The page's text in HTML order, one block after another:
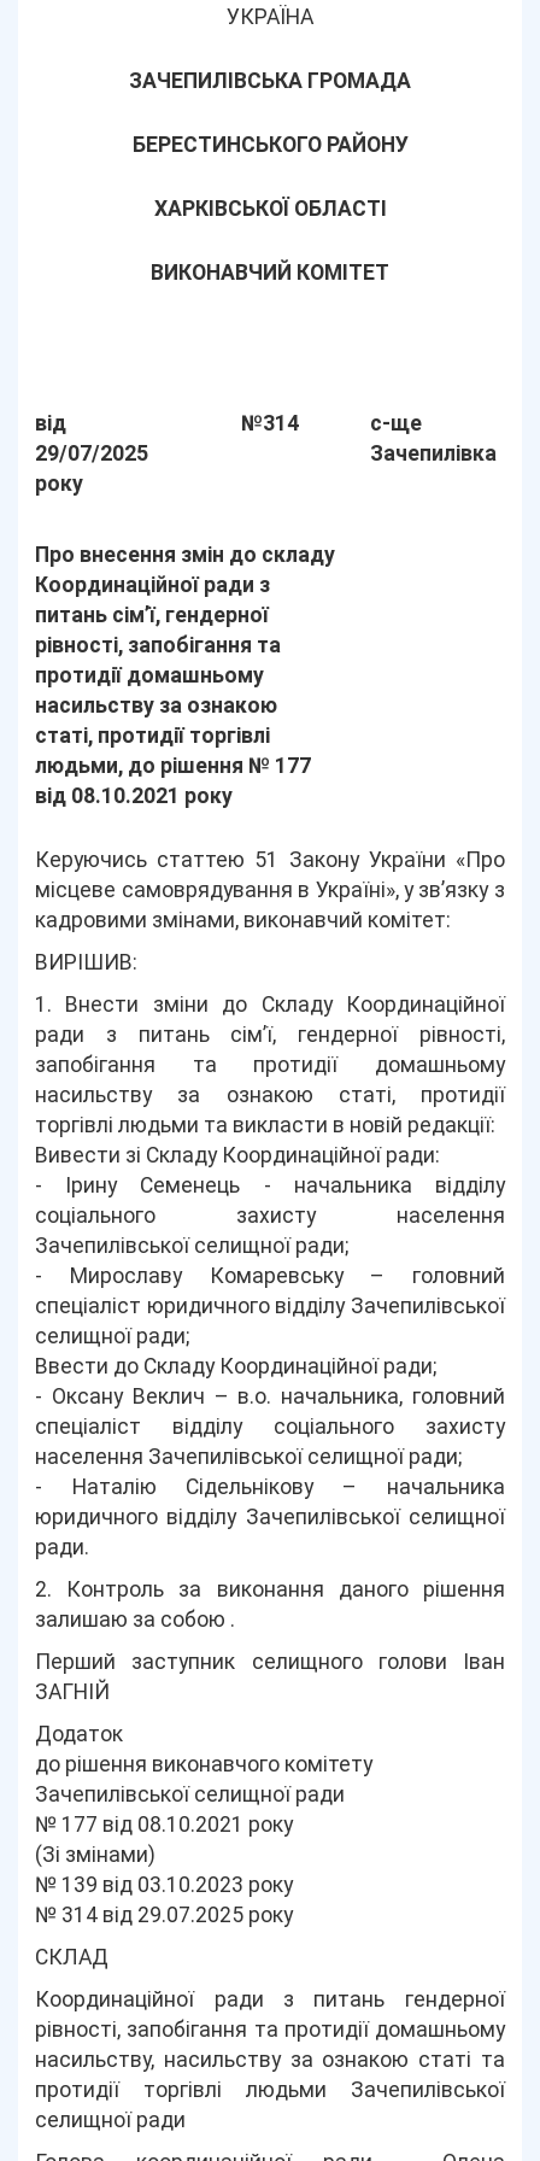
УКРАЇНА
ЗАЧЕПИЛІВСЬКА ГРОМАДА
БЕРЕСТИНСЬКОГО РАЙОНУ
ХАРКІВСЬКОЇ ОБЛАСТІ
ВИКОНАВЧИЙ КОМІТЕТ
від
29/07/2025
року
№314
с-ще
Зачепилівка
Про внесення змін до складу
Координаційної ради з
питань сім’ї, гендерної
рівності, запобігання та
протидії домашньому
насильству за ознакою
статі, протидії торгівлі
людьми, до рішення № 177
від 08.10.2021 року
Керуючись статтею 51 Закону України «Про
місцеве самоврядування в Україні», у зв’язку з
кадровими змінами, виконавчий комітет:
ВИРІШИВ:
1. Внести зміни до Складу Координаційної
ради з питань сім’ї, гендерної рівності,
запобігання та протидії домашньому
насильству за ознакою статі, протидії
торгівлі людьми та викласти в новій редакції:
Вивести зі Складу Координаційної ради:
- Ірину Семенець - начальника відділу
соціального захисту населення
Зачепилівської селищної ради;
- Мирославу Комаревську – головний
спеціаліст юридичного відділу Зачепилівської
селищної ради;
Ввести до Складу Координаційної ради;
- Оксану Веклич – в.о. начальника, головний
спеціаліст відділу соціального захисту
населення Зачепилівської селищної ради;
- Наталію Сідельнікову – начальника
юридичного відділу Зачепилівської селищної
ради.
2. Контроль за виконання даного рішення
залишаю за собою .
Перший заступник селищного голови Іван
ЗАГНІЙ
Додаток
до рішення виконавчого комітету
Зачепилівської селищної ради
№ 177 від 08.10.2021 року
(Зі змінами)
№ 139 від 03.10.2023 року
№ 314 від 29.07.2025 року
СКЛАД
Координаційної ради з питань гендерної
рівності, запобігання та протидії домашньому
насильству, насильству за ознакою статі та
протидії торгівлі людьми Зачепилівської
селищної ради